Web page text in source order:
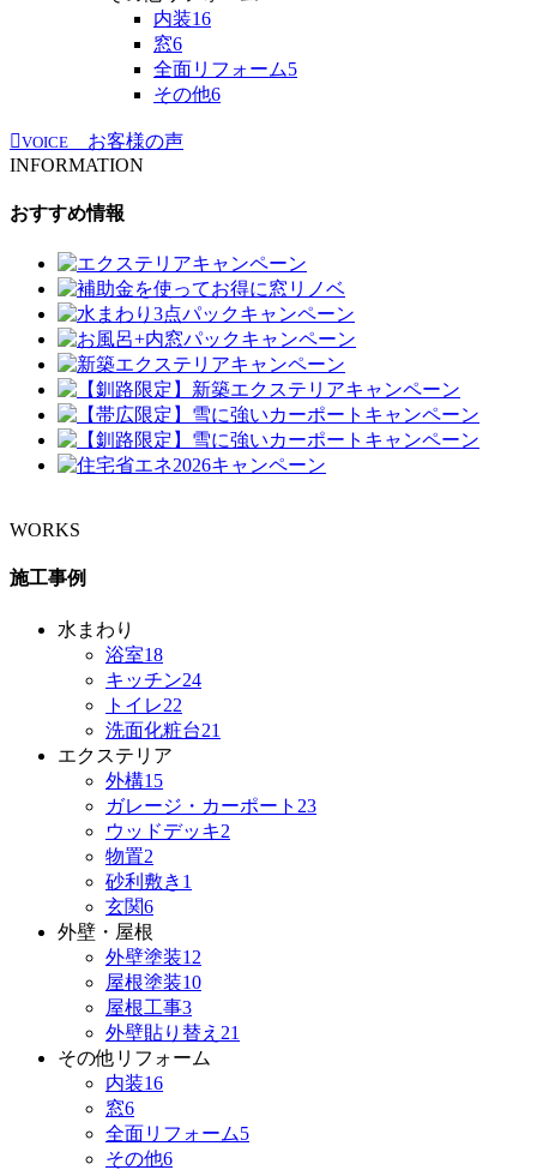
内装16
窓6
全面リフォーム5
その他6
VOICE
お客様の声
INFORMATION
おすすめ情報
WORKS
施工事例
水まわり
浴室18
キッチン24
トイレ22
洗面化粧台21
エクステリア
外構15
ガレージ・カーポート 23
ウッドデッキ2
物置2
砂利敷き 1
玄関6
外壁・屋根
外壁塗装12
屋根塗装10
屋根工事3
外壁貼り替え 21
その他リフォーム
内装16
窓6
全面リフォーム5
その他6